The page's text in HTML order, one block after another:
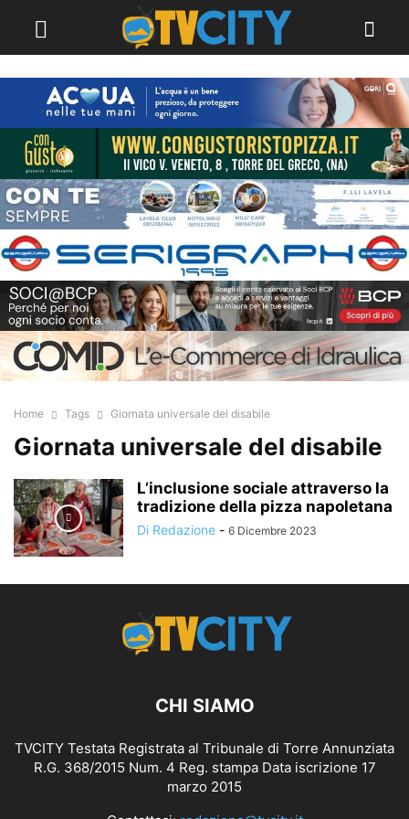
Home Tags Giornata universale del disabile
Giornata universale del disabile
L’inclusione sociale attraverso la
tradizione della pizza napoletana
Di Redazione - 6 Dicembre 2023
CHI SIAMO
TVCITY Testata Registrata al Tribunale di Torre Annunziata
R.G. 368/2015 Num. 4 Reg. stampa Data iscrizione 17
marzo 2015